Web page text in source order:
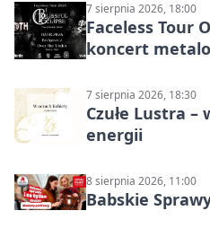
7 sierpnia 2026, 18:00
Faceless Tour
koncert
7 sierpnia 2026, 18:30
Czułe Lustra
energii
8 sierpnia 2026, 11:00
Babskie